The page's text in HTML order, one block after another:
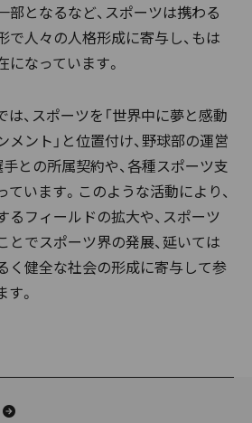
となるなど、スポーツは携わる
で人々の人格形成に寄与し、もは
なっています。
、スポーツを「世界中に夢と感動
ント」と位置付け、野球部の運営
との所属契約や、各種スポーツ支
います。このような活動により、
るフィールドの拡大や、スポーツ
とでスポーツ界の発展、延いては
く健全な社会の形成に寄与して参
。